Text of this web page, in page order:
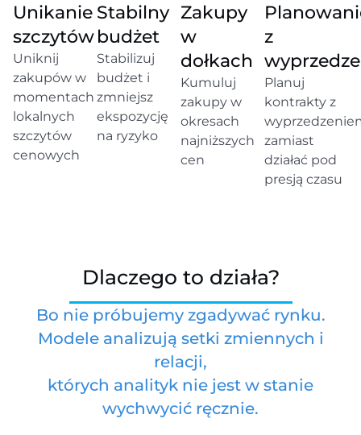
Unikanie
szczytów
Uniknij
zakupów w
momentach
lokalnych
szczytów
cenowych
Stabilny
budżet
Stabilizuj
budżet i
zmniejsz
ekspozycję
na ryzyko
Zakupy
w
dołkach
Kumuluj
zakupy w
okresach
najniższych
cen
z
Planuj
kontrakty z
zamiast
działać pod
presją czasu
Dlaczego to działa?
Bo nie próbujemy zgadywać rynku.
Modele analizują setki zmiennych i
relacji,
których analityk nie jest w stanie
wychwycić ręcznie.